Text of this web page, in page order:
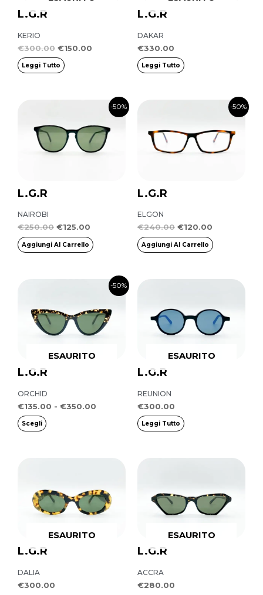
L.G.R
KERIO
€300.00 €150.00
Leggi Tutto
L.G.R
DAKAR
€330.00
Leggi Tutto
-50%
L.G.R
NAIROBI
€250.00
originale
era:
€250.00.
€125.00
prezzo
attuale
è:
€125.00.
Aggiungi Al Carrello
-50%
L.G.R
ELGON
€240.00
era:
€240.00.
€120.00
prezzo
è:
€120.00.
Aggiungi Al Carrello
-50%
L.G.R
ESAURITO
ORCHID
€135.00 - €350.00
Fascia
da
€135.00
a
Scegli
possono
essere
scelte
prodotto
L.G.R
ESAURITO
REUNION
€300.00
Leggi Tutto
L.G.R
ESAURITO
DALIA
€300.00
L.G.R
ESAURITO
ACCRA
€280.00